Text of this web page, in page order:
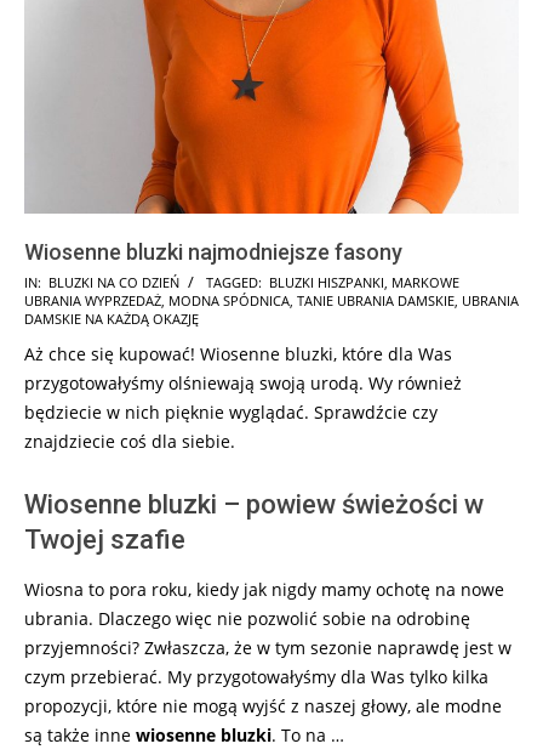
Wiosenne bluzki najmodniejsze fasony
2025-
02-
IN: BLUZKI NA CO DZIEŃ TAGGED: BLUZKI HISZPANKI MARKOWE
UBRANIA WYPRZEDAŻ MODNA SPÓDNICA TANIE UBRANIA DAMSKIE UBRANIA
DAMSKIE NA KAŻDĄ OKAZJĘ
Aż chce się kupować! Wiosenne bluzki, które dla Was
przygotowałyśmy olśniewają swoją urodą. Wy również
będziecie w nich pięknie wyglądać. Sprawdźcie czy
znajdziecie coś dla siebie.
Wiosenne bluzki – powiew świeżości w
Twojej szafie
Wiosna to pora roku, kiedy jak nigdy mamy ochotę na nowe
ubrania. Dlaczego więc nie pozwolić sobie na odrobinę
przyjemności? Zwłaszcza, że w tym sezonie naprawdę jest w
czym przebierać. My przygotowałyśmy dla Was tylko kilka
propozycji, które nie mogą wyjść z naszej głowy, ale modne
są także inne wiosenne bluzki. To na …